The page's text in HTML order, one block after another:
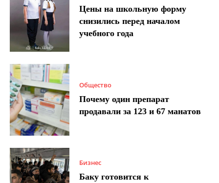
Цены на школьную форму
снизились перед началом
учебного года
Общество
Почему один препарат
продавали за 123 и 67 манатов
Бизнес
Баку готовится к